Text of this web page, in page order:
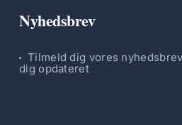
Nyhedsbrev
Tilmeld dig vores
dig opdateret